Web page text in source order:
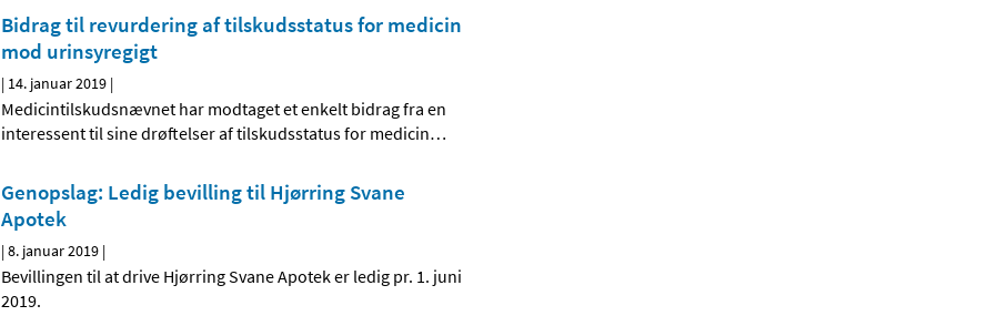
Bidrag til revurdering af tilskudsstatus for medicin
mod urinsyregigt
| 14. januar 2019 |
Medicintilskudsnævnet har modtaget et enkelt bidrag fra en
interessent til sine drøftelser af tilskudsstatus for medicin…
Genopslag: Ledig bevilling til Hjørring Svane
Apotek
|8. januar 2019 |
Bevillingen til at drive Hjørring Svane Apotek er ledig pr. 1. juni
2019.